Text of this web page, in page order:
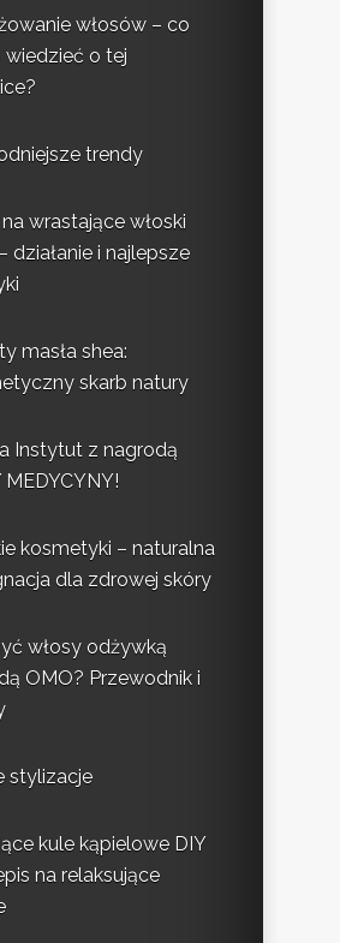
włosów – co
o tej
trendy
wrastające włoski
działanie i najlepsze
masła shea:
skarb natury
Instytut z nagrodą
MEDYCYNY!
kosmetyki – naturalna
dla zdrowej skóry
włosy odżywką
OMO? Przewodnik i
stylizacje
kule kąpielowe DIY
na relaksujące